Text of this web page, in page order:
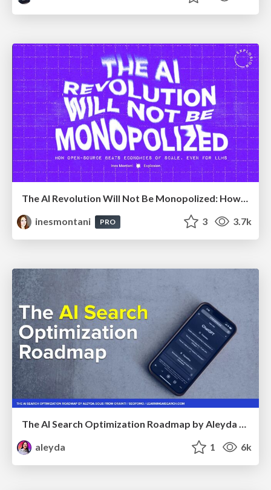
The AI Revolution Will Not Be Monopolized: How open-source beats economies of scale, even for LLMs
inesmontani
PRO 3 3.7k
aleyda
1 6k